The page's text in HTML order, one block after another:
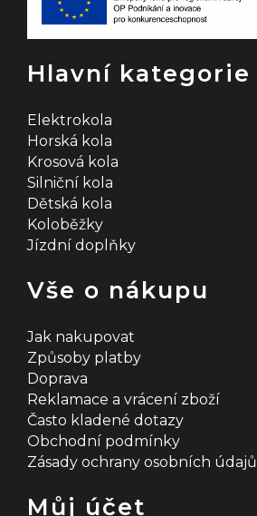
Hlavní kategorie
Elektrokola
Horská kola
Krosová kola
Silniční kola
Dětská kola
Koloběžky
Jízdní doplňky
Vše o nákupu
Jak nakupovat
Způsoby platby
Doprava
Reklamace a vrácení zboží
Často kladené dotazy
Obchodní podmínky
Zásady ochrany osobních údajů
Můj účet